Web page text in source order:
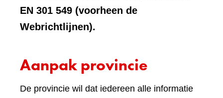
EN 301 549 (voorheen de
Webrichtlijnen).
Aanpak provincie
De provincie wil dat iedereen alle informatie